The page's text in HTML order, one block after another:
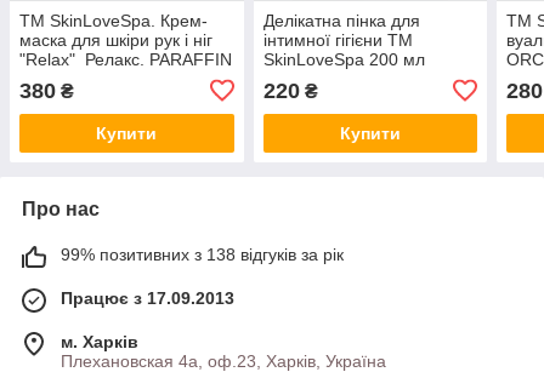
ТМ SkinLoveSpa. Крем-
маска для шкіри рук і ніг
"Relax" Релакс. PARAFFIN
380 ₴
Купити
Делікатна пінка для
інтимної гігієни ТМ
SkinLoveSpa 200 мл
220₴
Купити
ТМ
280
Про нас
99% позитивних з 138 відгуків за рік
Працює з 17.09.2013
м. Харків
Плехановская 4а, оф.23, Харків, Україна